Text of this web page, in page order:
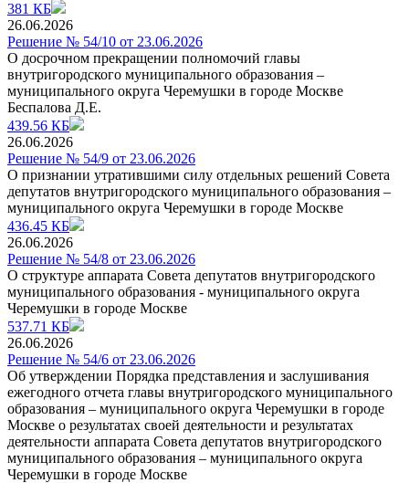
381 КБ
26.06.2026
Решение № 54/10 от 23.06.2026
О досрочном прекращении полномочий главы
внутригородского муниципального образования –
муниципального округа Черемушки в городе Москве
Беспалова Д.Е.
439.56 КБ
26.06.2026
Решение № 54/9 от 23.06.2026
О признании утратившими силу отдельных решений Совета
депутатов внутригородского муниципального образования –
муниципального округа Черемушки в городе Москве
436.45 КБ
26.06.2026
Решение № 54/8 от 23.06.2026
О структуре аппарата Совета депутатов внутригородского
муниципального образования - муниципального округа
Черемушки в городе Москве
537.71 КБ
26.06.2026
Решение № 54/6 от 23.06.2026
Об утверждении Порядка представления и заслушивания
ежегодного отчета главы внутригородского муниципального
образования – муниципального округа Черемушки в городе
Москве о результатах своей деятельности и результатах
деятельности аппарата Совета депутатов внутригородского
муниципального образования – муниципального округа
Черемушки в городе Москве